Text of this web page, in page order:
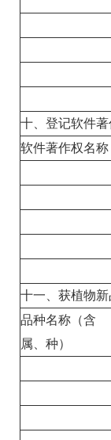
十、登记软件
软件著作权名称
十一、获植物
品种名称（含
属、种）